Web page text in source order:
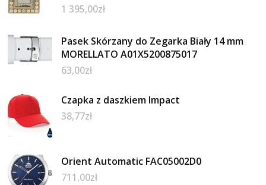
1 395,00zł
Pasek Skórzany do Zegarka Biały 14 mm
MORELLATO A01X5200875017
63,00zł
Czapka z daszkiem Impact
38,77zł
Orient Automatic FAC05002D0
711,00zł